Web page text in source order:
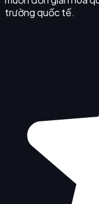
trường quốc tế.